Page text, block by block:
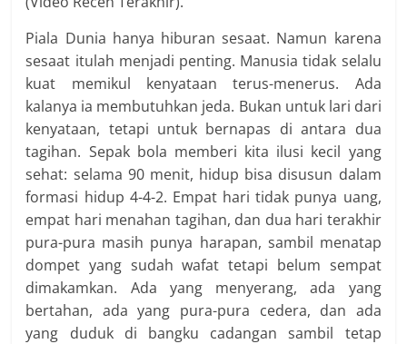
Piala Dunia hanya hiburan sesaat. Namun karena
sesaat itulah menjadi penting. Manusia tidak selalu
kuat memikul kenyataan terus-menerus. Ada
kalanya ia membutuhkan jeda. Bukan untuk lari dari
kenyataan, tetapi untuk bernapas di antara dua
tagihan. Sepak bola memberi kita ilusi kecil yang
sehat: selama 90 menit, hidup bisa disusun dalam
formasi hidup 4-4-2. Empat hari tidak punya uang,
empat hari menahan tagihan, dan dua hari terakhir
pura-pura masih punya harapan, sambil menatap
dompet yang sudah wafat tetapi belum sempat
dimakamkan. Ada yang menyerang, ada yang
bertahan, ada yang pura-pura cedera, dan ada
yang duduk di bangku cadangan sambil tetap